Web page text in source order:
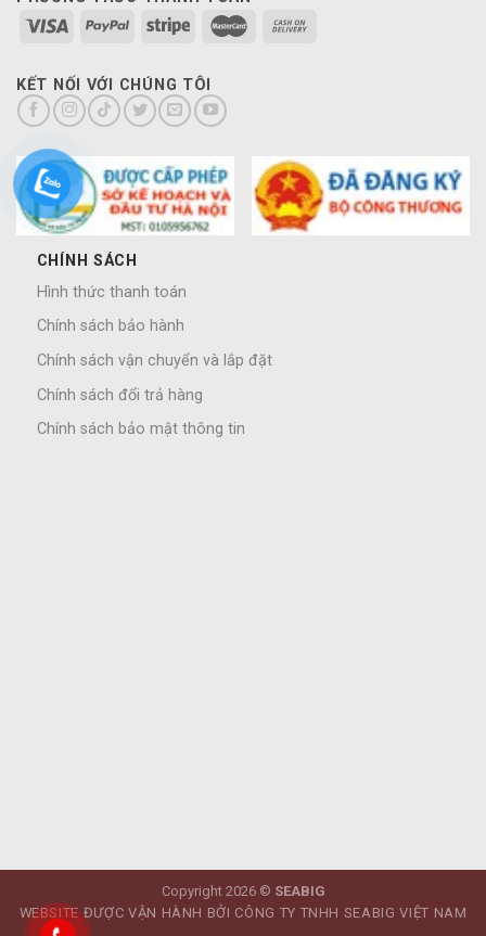
KẾT NỐI VỚI CHÚNG TÔI
CHÍNH SÁCH
Hình thức thanh toán
Chính sách bảo hành
Chính sách vận chuyển và lắp đặt
Chính sách đổi trả hàng
Chính sách bảo mật thông tin
Copyright 2026 © SEABIG
WEBSITE ĐƯỢC VẬN HÀNH BỞI CÔNG TY TNHH SEABIG VIỆT NAM